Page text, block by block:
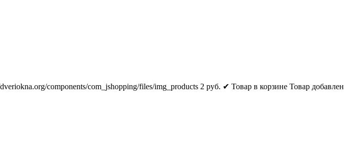
components/com_jshopping/files/img_products 2 руб. ✔ Товар в корзине Товар добавлен